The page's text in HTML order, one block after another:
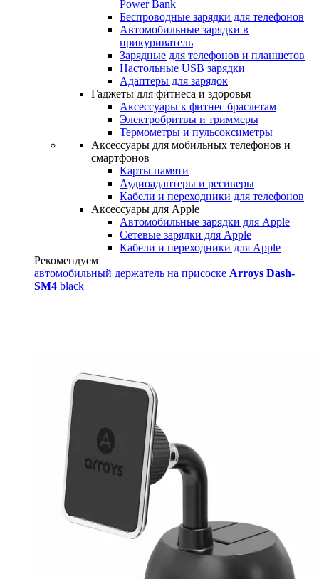
Power Bank
Беспроводные зарядки для телефонов
Автомобильные зарядки в
прикуриватель
Зарядные для телефонов и планшетов
Настольные USB зарядки
Адаптеры для зарядок
Гаджеты для фитнеса и здоровья
Аксессуары к фитнес браслетам
Электробритвы и триммеры
Термометры и пульсоксиметры
Аксессуары для мобильных телефонов и
смартфонов
Карты памяти
Аудиоадаптеры и ресиверы
Кабели и переходники для телефонов
Аксессуары для Apple
Автомобильные зарядки для Apple
Сетевые зарядки для Apple
Кабели и переходники для Apple
Рекомендуем
автомобильный держатель на присоске Arroys Dash-
SM4 black